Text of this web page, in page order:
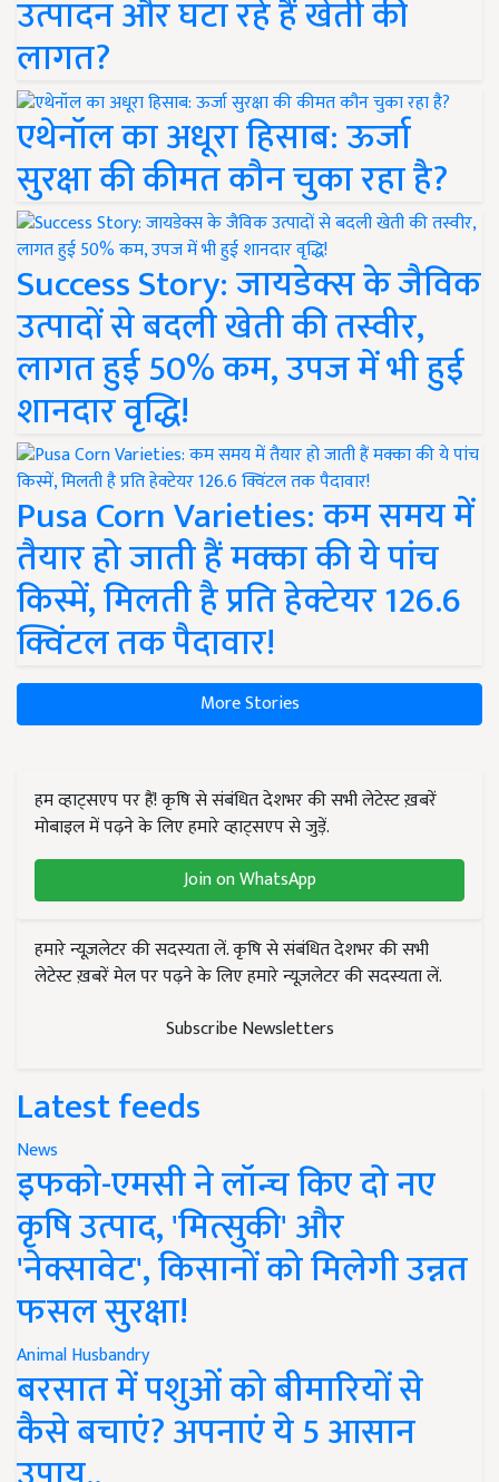
उत्पादन और घटा रहे हैं खेती की
लागत?
एथेनॉल का अधूरा हिसाब: ऊर्जा
सुरक्षा की कीमत कौन चुका रहा है?
Success Story: जायडेक्स के जैविक
उत्पादों से बदली खेती की तस्वीर,
लागत हुई 50% कम, उपज में भी हुई
शानदार वृद्धि!
Pusa Corn Varieties: कम समय में
तैयार हो जाती हैं मक्का की ये पांच
किस्में, मिलती है प्रति हेक्टेयर 126.6
क्विंटल तक पैदावार!
More Stories
हम व्हाट्सएप पर हैं! कृषि से संबंधित देशभर की सभी लेटेस्ट ख़बरें
मोबाइल में पढ़ने के लिए हमारे व्हाट्सएप से जुड़ें.
Join on WhatsApp
हमारे न्यूज़लेटर की सदस्यता लें. कृषि से संबंधित देशभर की सभी
लेटेस्ट ख़बरें मेल पर पढ़ने के लिए हमारे न्यूज़लेटर की सदस्यता लें.
Subscribe Newsletters
Latest feeds
News
इफको-एमसी ने लॉन्च किए दो नए
कृषि उत्पाद, 'मित्सुकी' और
'नेक्सावेट', किसानों को मिलेगी उन्नत
फसल सुरक्षा!
Animal Husbandry
बरसात में पशुओं को बीमारियों से
कैसे बचाएं? अपनाएं ये 5 आसान